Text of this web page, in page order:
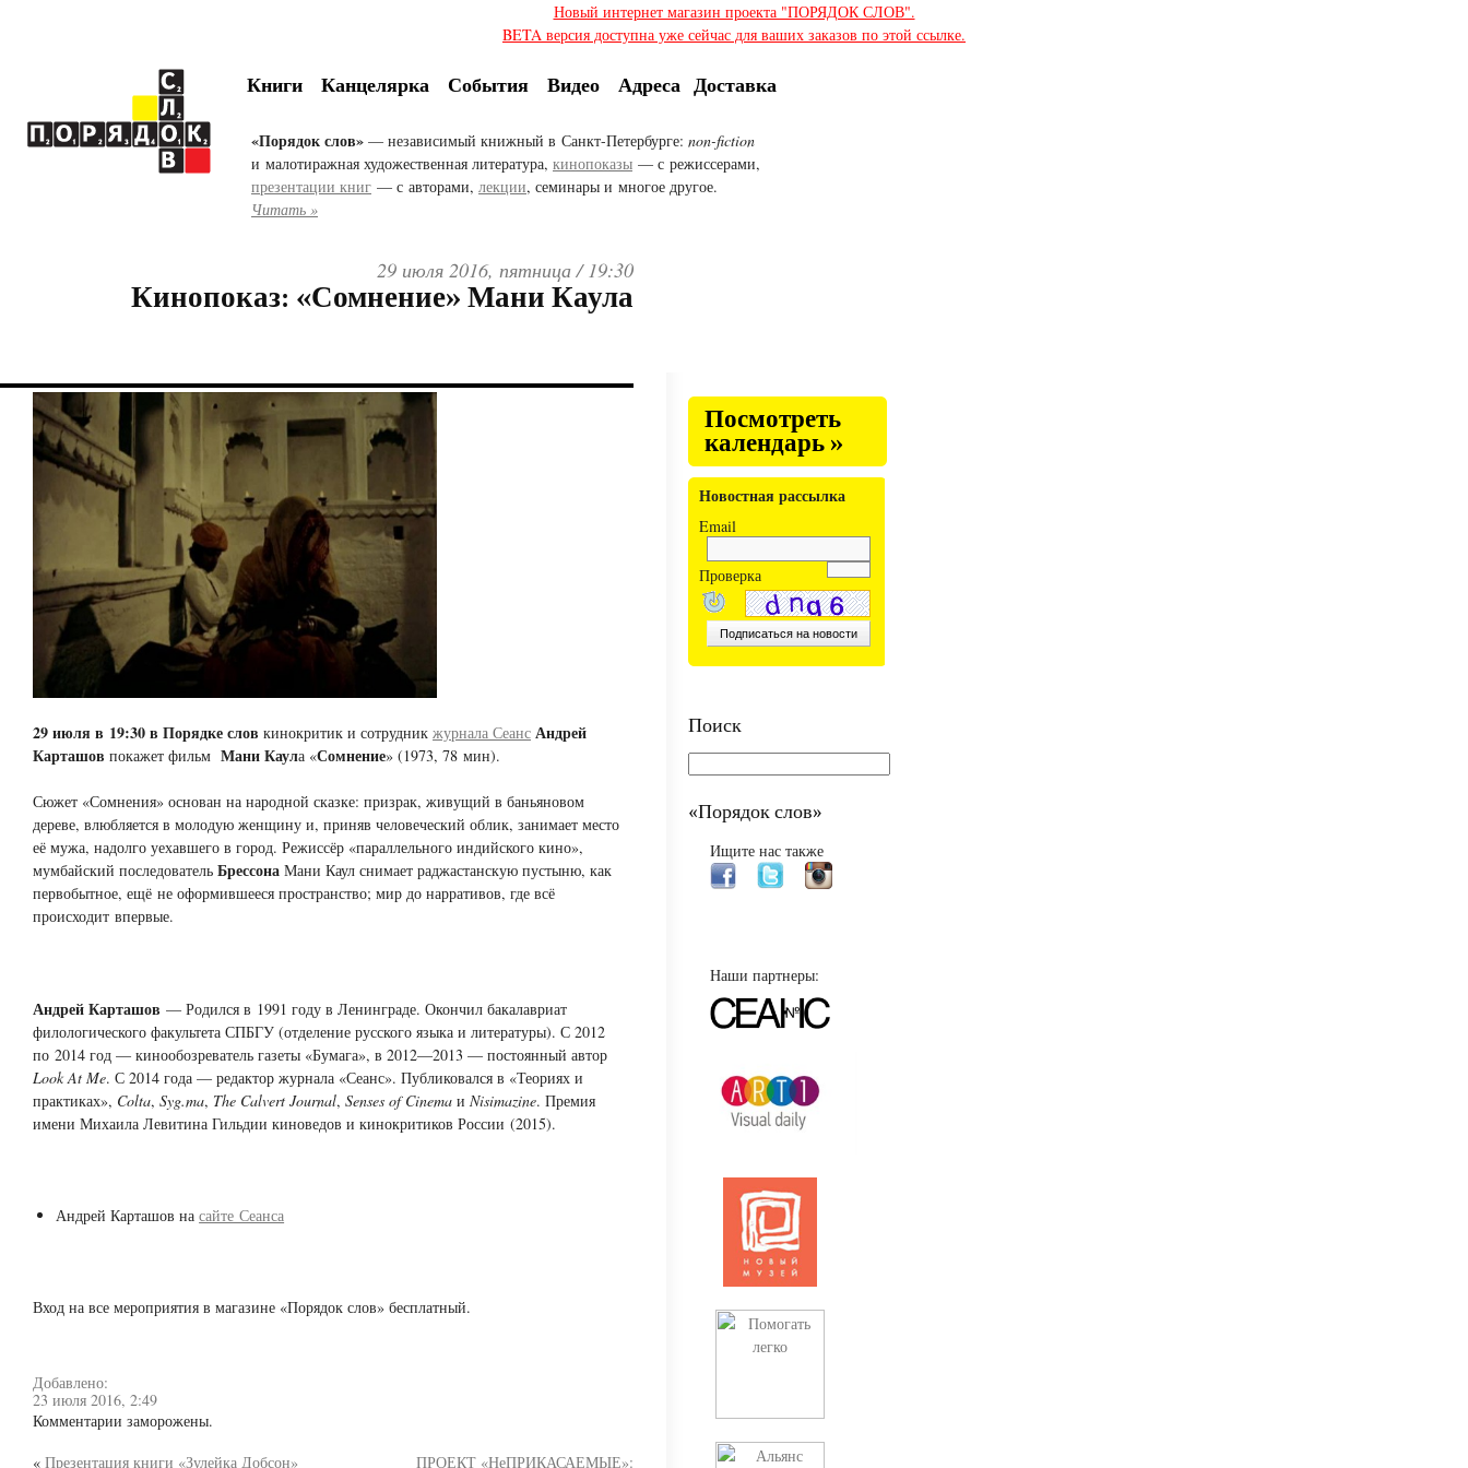
Новый интернет магазин проекта "ПОРЯДОК СЛОВ".
BETA версия доступна уже сейчас для ваших заказов по этой ссылке.
Книги Канцелярка События Видео Адреса Доставка
«Порядок слов» — независимый книжный в Санкт-Петербурге: non-fiction
и малотиражная художественная литература, кинопоказы — с режиссерами,
презентации книг — с авторами, лекции, семинары и многое другое.
Читать »
29 июля 2016, пятница /19:30
Кинопоказ: «Сомнение» Мани Каула
29 июля в 19:30 в Порядке слов кинокритик и сотрудник журнала Сеанс Андрей
Карташов покажет фильм Мани Каула «Сомнение» (1973, 78 мин).
Сюжет «Сомнения» основан на народной сказке: призрак, живущий в баньяновом
дереве, влюбляется в молодую женщину и, приняв человеческий облик, занимает место
её мужа, надолго уехавшего в город. Режиссёр «параллельного индийского кино»,
мумбайский последователь Брессона Мани Каул снимает раджастанскую пустыню, как
первобытное, ещё не оформившееся пространство; мир до нарративов, где всё
происходит впервые.
Андрей Карташов — Родился в 1991 году в Ленинграде. Окончил бакалавриат
филологического факультета СПБГУ (отделение русского языка и литературы). С 2012
по 2014 год — кинообозреватель газеты «Бумага», в 2012—2013 — постоянный автор
Look At Me. С 2014 года — редактор журнала «Сеанс». Публиковался в «Теориях и
практиках», Colta, Syg.ma, The Calvert Journal, Senses of Cinema и Nisimazine. Премия
имени Михаила Левитина Гильдии киноведов и кинокритиков России (2015).
Андрей Карташов насайте Сеанса
Вход на все мероприятия в магазине «Порядок слов» бесплатный.
Добавлено:
23 июля 2016, 2:49
Комментарии заморожены.
« Презентация книги «Зулейка Добсон» ПРОЕКТ «НеПРИКАСАЕМЫЕ»:
Посмотреть
календарь »
Новостная рассылка
Email
Проверка
Поиск
«Порядок слов»
Ищите нас также
Наши партнеры: